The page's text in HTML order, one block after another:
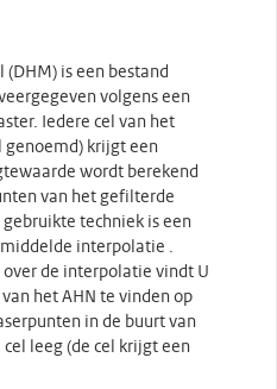
is een bestand
volgens een
Iedere cel van het
genoemd) krijgt een
wordt berekend
van het gefilterde
techniek is een
interpolatie .
de interpolatie vindt U
het AHN te vinden op
in de buurt van
leeg (de cel krijgt een